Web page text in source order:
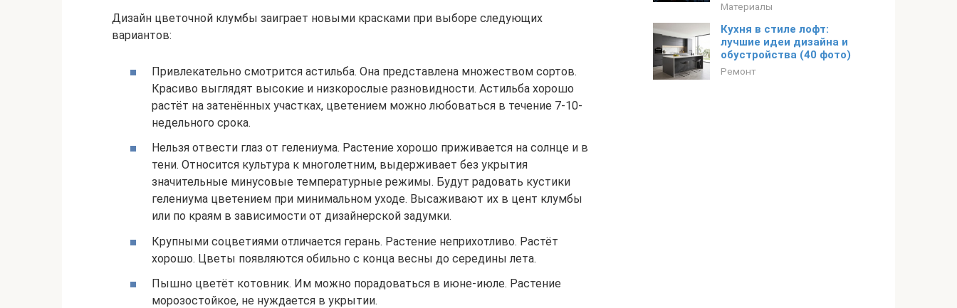
Дизайн цветочной клумбы заиграет новыми красками при выборе следующих
вариантов:
Привлекательно смотрится астильба. Она представлена множеством сортов.
Красиво выглядят высокие и низкорослые разновидности. Астильба хорошо
растёт на затенённых участках, цветением можно любоваться в течение 7-10-
недельного срока.
Нельзя отвести глаз от гелениума. Растение хорошо приживается на солнце и в
тени. Относится культура к многолетним, выдерживает без укрытия
значительные минусовые температурные режимы. Будут радовать кустики
гелениума цветением при минимальном уходе. Высаживают их в цент клумбы
или по краям в зависимости от дизайнерской задумки.
Крупными соцветиями отличается герань. Растение неприхотливо. Растёт
хорошо. Цветы появляются обильно с конца весны до середины лета.
Пышно цветёт котовник. Им можно порадоваться в июне-июле. Растение
морозостойкое, не нуждается в укрытии.
Материалы
Кухня в стиле лофт:
лучшие идеи дизайна и
обустройства (40 фото)
Ремонт